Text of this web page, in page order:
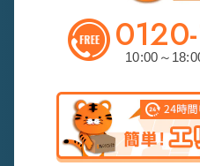
10:00～